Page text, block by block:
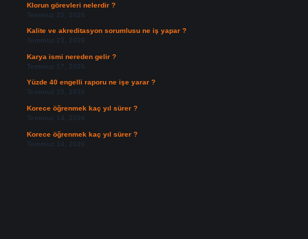
Klorun görevleri nelerdir ?
Temmuz 25, 2026
Kalite ve akreditasyon sorumlusu ne iş yapar ?
Temmuz 23, 2026
Karya ismi nereden gelir ?
Temmuz 17, 2026
Yüzde 40 engelli raporu ne işe yarar ?
Temmuz 15, 2026
Korece öğrenmek kaç yıl sürer ?
Temmuz 14, 2026
Korece öğrenmek kaç yıl sürer ?
Temmuz 14, 2026